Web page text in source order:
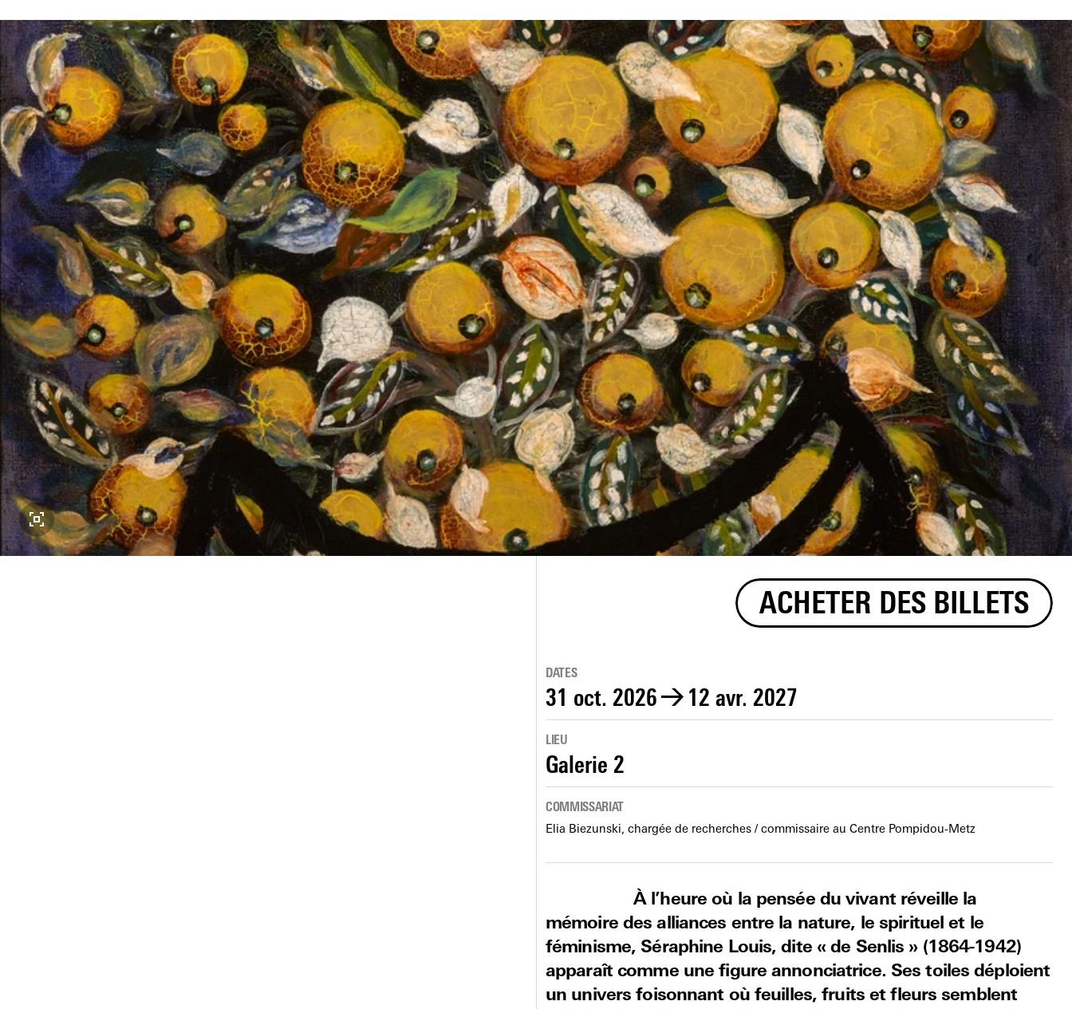
ACHETER DES BILLETS
DATES
31 oct. 2026→ 12 avr. 2027
LIEU
Galerie 2
COMMISSARIAT
Elia Biezunski, chargée de recherches / commissaire au Centre Pompidou-Metz
À l’heure où la pensée du vivant réveille la
mémoire des alliances entre la nature, le spirituel et le
féminisme, Séraphine Louis, dite « de Senlis » (1864-1942)
apparaît comme une figure annonciatrice. Ses toiles déploient
un univers foisonnant où feuilles, fruits et fleurs semblent